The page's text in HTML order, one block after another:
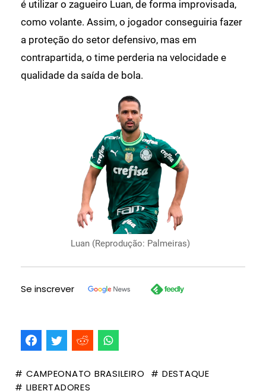
é utilizar o zagueiro Luan, de forma improvisada,
como volante. Assim, o jogador conseguiria fazer
a proteção do setor defensivo, mas em
contrapartida, o time perderia na velocidade e
qualidade da saída de bola.
Luan (Reprodução: Palmeiras)
Se inscrever
# CAMPEONATO BRASILEIRO
# DESTAQUE
# LIBERTADORES